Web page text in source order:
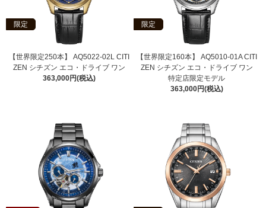
限定
【世界限定250本】 AQ5022-02L CITI
ZEN シチズン エコ・ドライブ ワン
363,000円(税込)
限定
【世界限定160本】 AQ5010-01A CITI
ZEN シチズン エコ・ドライブ ワン
特定店限定モデル
363,000円(税込)